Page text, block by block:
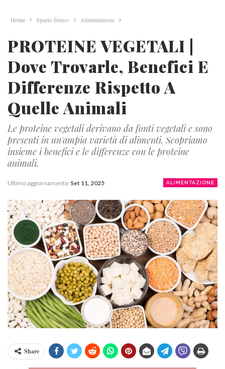
Home Spazio fitness Alimentazione
PROTEINE VEGETALI |
Dove Trovarle, Benefici E
Differenze Rispetto A
Quelle Animali
Le proteine vegetali derivano da fonti vegetali e sono
presenti in un'ampia varietà di alimenti. Scopriamo
insieme i benefici e le differenze con le proteine
animali.
ALIMENTAZIONE
Ultimo aggiornamento Set 11, 2025
Share